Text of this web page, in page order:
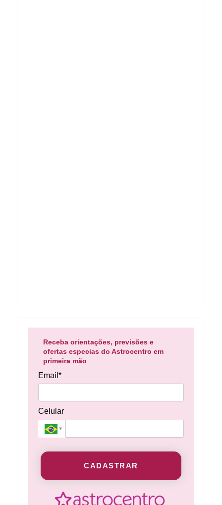
Receba orientações, previsões e
ofertas especias do Astrocentro em
primeira mão
Email*
Celular
CADASTRAR